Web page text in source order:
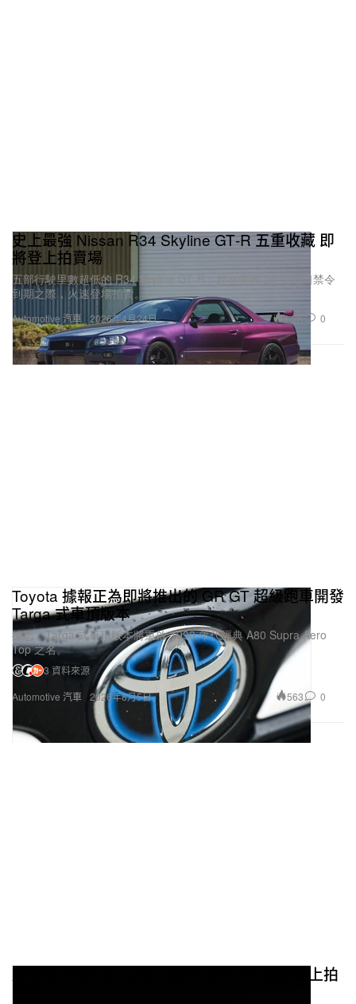
Automotive 汽車
史上最強 Nissan R34 Skyline GT‑R 五重收藏 即
將登上拍賣場
五部行駛里數超低的 R34 Skyline GT‑R，趕在美國 25 年進口禁令
到期之際，火速登場拍賣。
2026年4月24日 1.2K 0
Automotive 汽車
Toyota 據報正為即將推出的 GR GT 超級跑車開發
Targa 式車頂版本
據悉，Targa 式車頂版本將重啟 1990 年代經典 A80 Supra Aero
Top 之名。
3 資料來源
2026年8月5日
563 0
超罕有 1965 年 Lamborghini 350 GT 即將登上拍